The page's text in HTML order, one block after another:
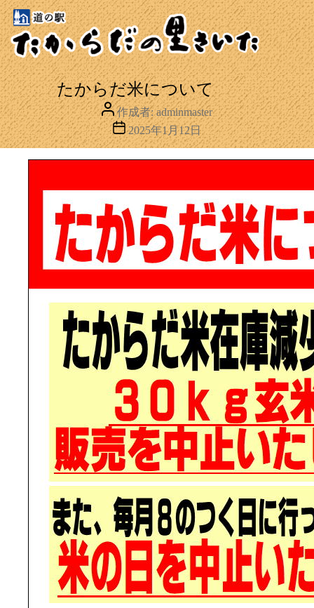
たからだ米について
投
稿
者
作成者: adminmaster
投
稿
日
2025年1月12日